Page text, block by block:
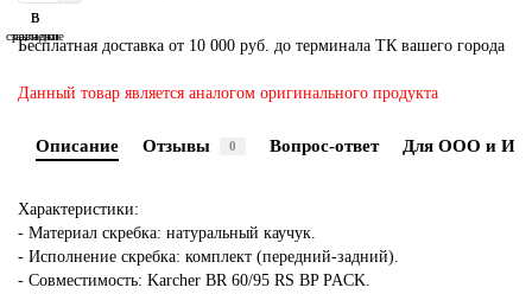
В
закладки
В
сравнение
Бесплатная доставка от 10 000 руб. до терминала ТК вашего города
Данный товар является аналогом оригинального продукта
Описание Отзывы 0 Вопрос-ответ Для ООО и ИП
Характеристики:
- Материал скребка: натуральный каучук.
- Исполнение скребка: комплект (передний-задний).
- Совместимость: Karcher BR 60/95 RS BP PACK.